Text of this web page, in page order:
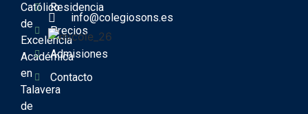
Católico
de
Excelencia
Académica
en
Talavera
de
Residencia
Precios
Admisiones
Contacto
info@colegiosons.es